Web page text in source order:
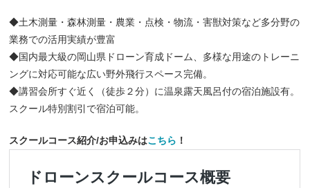
◆土木測量・森林測量・農業・点検・物流・害獣対策など多分野の
業務での活用実績が豊富
◆国内最大級の岡山県ドローン育成ドーム、多様な用途のトレーニ
ングに対応可能な広い野外飛行スペース完備。
◆講習会所すぐ近く（徒歩２分）に温泉露天風呂付の宿泊施設有。
スクール特別割引で宿泊可能。
スクールコース紹介/お申込みはこちら ！